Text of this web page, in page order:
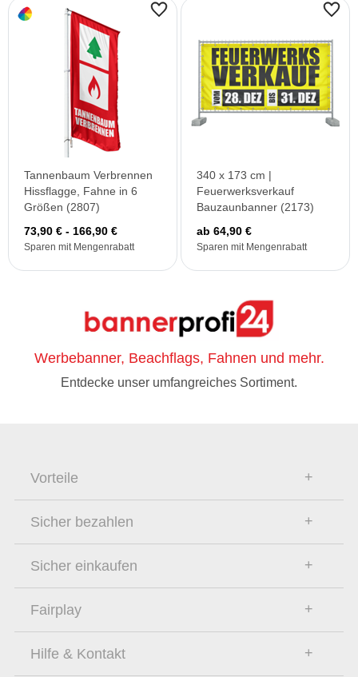
Tannenbaum Verbrennen
Hissflagge, Fahne in 6
Größen (2807)
73,90 € - 166,90 €
Sparen mit Mengenrabatt
340 x 173 cm |
Feuerwerksverkauf
Bauzaunbanner (2173)
ab 64,90 €
Sparen mit Mengenrabatt
Werbebanner, Beachflags, Fahnen und mehr.
Entdecke unser umfangreiches Sortiment.
Vorteile
Sicher bezahlen
Sicher einkaufen
Fairplay
Hilfe & Kontakt